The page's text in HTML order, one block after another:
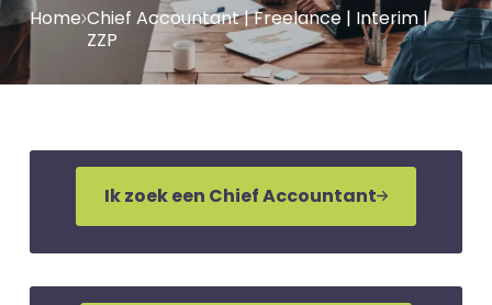
Home Chief Accountant | Freelance | Interim |
ZZP
Ik zoek een Chief Accountant